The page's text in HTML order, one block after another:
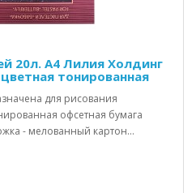
20л. А4 Лилия Холдинг
тонированная
для рисования
офсетная бумага
- мелованный картон...